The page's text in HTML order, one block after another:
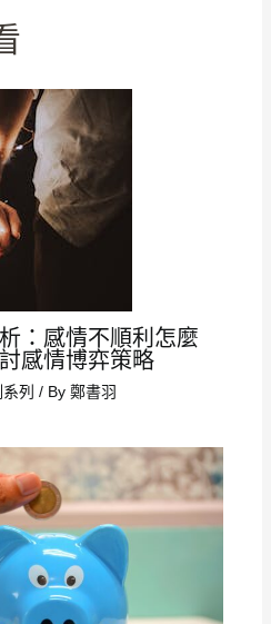
：感情不順利怎麼
感情博弈策略
列 / By 鄭書羽